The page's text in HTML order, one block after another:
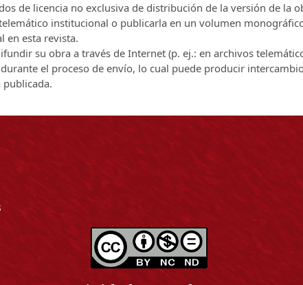
de licencia no exclusiva de distribución de la versión de la
institucional o publicarla en un volumen
en esta revista.
su obra a través de Internet (p. ej.: en archivos
el proceso de envío, lo cual puede producir
publicada.